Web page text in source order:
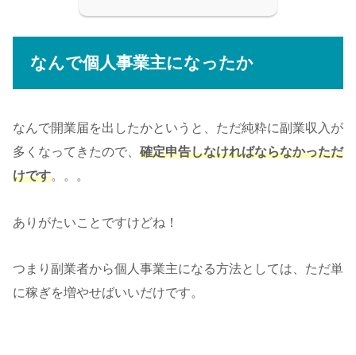
なんで個人事業主になったか
なんで開業届を出したかというと、ただ純粋に副業収入が
多くなってきたので、 確定申告しなければならなかっただ
けです。。。
ありがたいことですけどね！
つまり副業者から個人事業主になる方法としては、ただ単
に稼ぎを増やせばいいだけです。